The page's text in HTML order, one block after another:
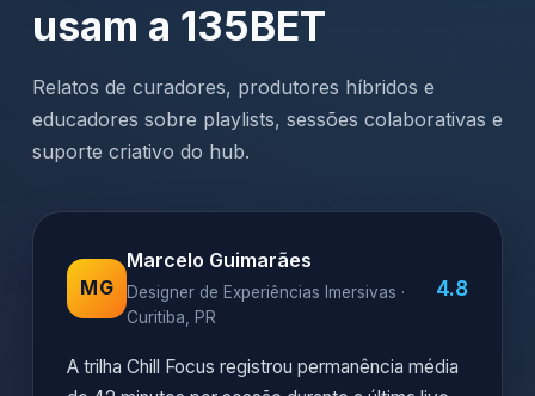
usam a 135BET
Relatos de curadores, produtores híbridos e
educadores sobre playlists, sessões colaborativas e
suporte criativo do hub.
MG
Marcelo Guimarães
Designer de Experiências Imersivas ·
Curitiba, PR
4.8
A trilha Chill Focus registrou permanência média